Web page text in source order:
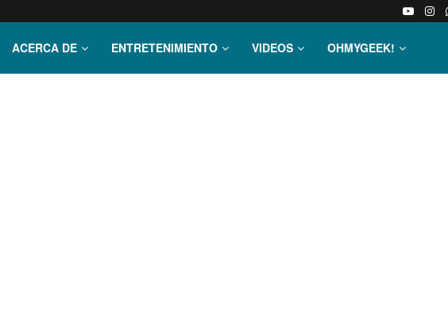
ACERCA DE ENTRETENIMIENTO VIDEOS OHMYGEEK!